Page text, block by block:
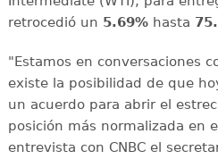
retrocedió un 5.69%hasta
"Estamos en conversaciones
existe la posibilidad de que
un acuerdo para abrir el
posición más normalizada en
entrevista con CNBC el